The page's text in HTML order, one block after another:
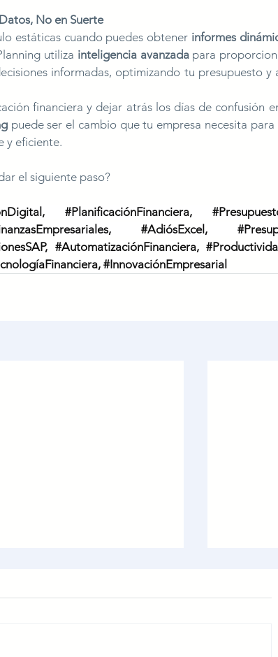
No en Suerte
estáticas cuando puedes obtener informes
utiliza inteligencia avanzada para
informadas, optimizando tu presupuesto y
financiera y dejar atrás los días de confusión
puede ser el cambio que tu empresa necesita para
y eficiente.
el siguiente paso?
, #PlanificaciónFinanciera,
, #AdiósExcel ,
, #AutomatizaciónFinanciera,
, #InnovaciónEmpresarial